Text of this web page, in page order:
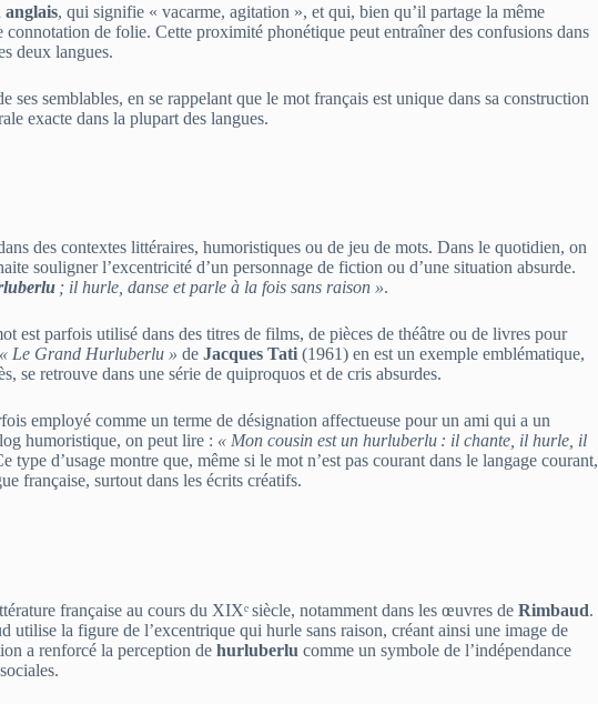
anglais, qui signifie « vacarme, agitation », et qui, bien qu’il partage la même
connotation de folie. Cette proximité phonétique peut entraîner des confusions dans
deux langues.
ses semblables, en se rappelant que le mot français est unique dans sa construction
exacte dans la plupart des langues.
des contextes littéraires, humoristiques ou de jeu de mots. Dans le quotidien, on
souligner l’excentricité d’un personnage de fiction ou d’une situation absurde.
; il hurle, danse et parle à la fois sans raison ».
est parfois utilisé dans des titres de films, de pièces de théâtre ou de livres pour
« Le Grand Hurluberlu » de Jacques Tati (1961) en est un exemple emblématique,
se retrouve dans une série de quiproquos et de cris absurdes.
employé comme un terme de désignation affectueuse pour un ami qui a un
humoristique, on peut lire : « Mon cousin est un hurluberlu : il chante, il hurle, il
type d’usage montre que, même si le mot n’est pas courant dans le langage courant,
française, surtout dans les écrits créatifs.
française au cours du XIXᵉ siècle, notamment dans les œuvres de Rimbaud.
utilise la figure de l’excentrique qui hurle sans raison, créant ainsi une image de
a renforcé la perception de hurluberlu comme un symbole de l’indépendance